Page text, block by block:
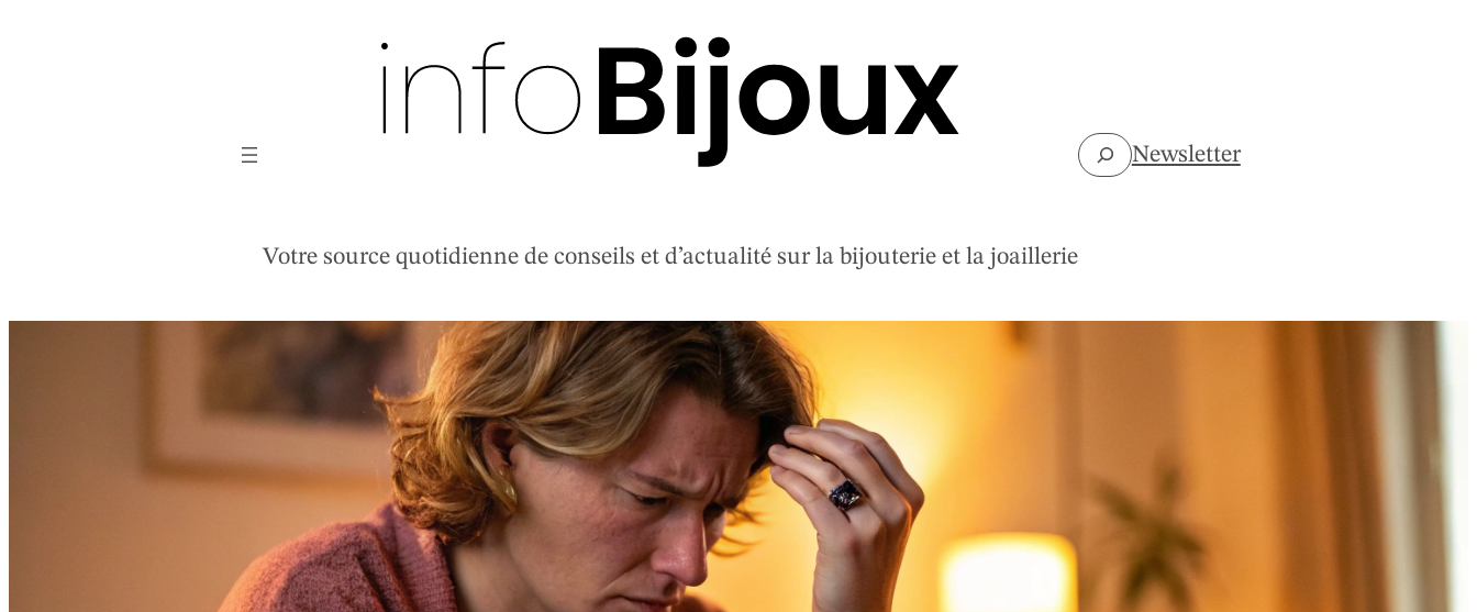
Votre source quotidienne de conseils et d’actualité sur la bijouterie et la joaillerie
Rechercher
Newsletter